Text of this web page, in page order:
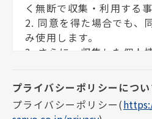
く無断で収集・利用する
2. 同意を得た場合でも、
み使用します。
3. さらに、収集した個人
個人情報の利用目的につい
プライバシーポリシー(